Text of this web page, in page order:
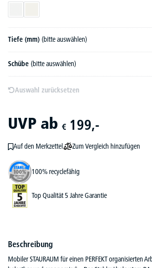
Tiefe (mm) (bitte auswählen)
Schübe (bitte auswählen)
Auswahl zurücksetzen
UVP ab € 199,-
Auf den Merkzettel Zum Vergleich hinzufügen
100% recyclefähig
Top Qualität 5 Jahre Garantie
Beschreibung
Mobiler STAURAUM für einen PERFEKT organisierten